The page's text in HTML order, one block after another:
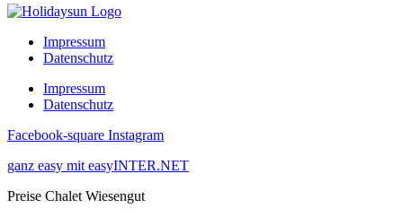
Impressum
Datenschutz
Impressum
Datenschutz
Facebook-square Instagram
ganz easy mit easyINTER.NET
Preise Chalet Wiesengut